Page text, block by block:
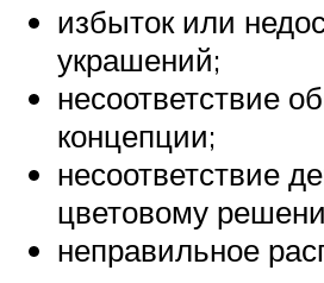
избыток или
украшений;
несоответствие
концепции;
несоответствие
цветовому
неправильное